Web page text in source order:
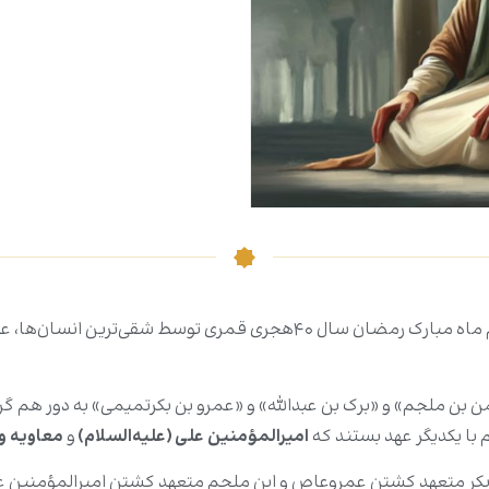
مکه، «عبدالرحمن بن ملجم» و «برک بن عبدالله» و «عمرو بن بکرتمیمى»
با یکدیگر عهد بستند که امیرالمؤمنین علی (علیه‌السلام)ومعاویه